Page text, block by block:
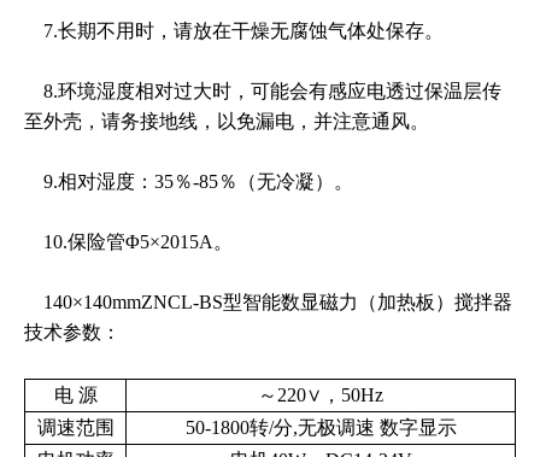
7.长期不用时，请放在干燥无腐蚀气体处保存。
8.环境湿度相对过大时，可能会有感应电透过保温层传
至外壳，请务接地线，以免漏电，并注意通风。
9.相对湿度：35％-85％（无冷凝）。
10.保险管Φ5×2015A。
140×140mmZNCL-BS型智能数显磁力（加热板）搅拌器
技术参数：
电 源 ～ 220∨， 50Hz
调速范围
50-1800转/分,无极调速 数字显示